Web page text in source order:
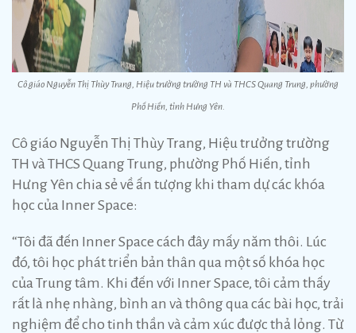
Cô giáo Nguyễn Thị Thùy Trang, Hiệu trưởng trường TH và THCS Quang Trung, phường
Phố Hiến, tỉnh Hưng Yên.
Cô giáo Nguyễn Thị Thùy Trang, Hiệu trưởng trường
TH và THCS Quang Trung, phường Phố Hiến, tỉnh
Hưng Yên chia sẻ về ấn tượng khi tham dự các khóa
học của Inner Space:
“Tôi đã đến Inner Space cách đây mấy năm thôi. Lúc
đó, tôi học phát triển bản thân qua một số khóa học
của Trung tâm. Khi đến với Inner Space, tôi cảm thấy
rất là nhẹ nhàng, bình an và thông qua các bài học, trải
nghiệm để cho tinh thần và cảm xúc được thả lỏng. Từ